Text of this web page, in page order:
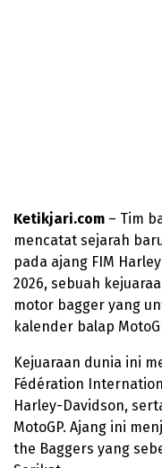
Ketikjari.com – Tim
mencatat sejarah
pada ajang FIM
2026, sebuah
motor bagger yang
kalender balap
Kejuaraan dunia ini
Fédération
Harley-Davidson,
MotoGP. Ajang ini
the Baggers yang